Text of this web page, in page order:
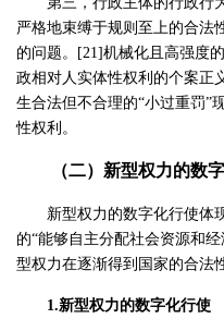
严格地束缚于规则至上的合法
的问题。[21]机械化且高强度
政相对人实体性权利的个案正
生合法但不合理的“小过重罚”
性权利。
（二）新型权力的数
新型权力的数字化行使体
的“能够自主分配社会资源和
型权力在逐渐得到国家的合法
1.新型权力的数字化行使